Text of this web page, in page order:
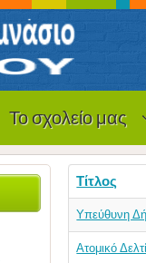
Το σχολείο μας
Τίτλος
Υπεύθυνη
Ατομικό